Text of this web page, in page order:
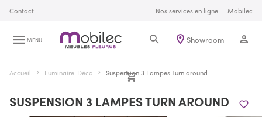
Contact Nos services en ligne Mobilec
MENU Showroom
Accueil Luminaire-Déco Suspension 3 Lampes Turn around
SUSPENSION 3 LAMPES TURN AROUND